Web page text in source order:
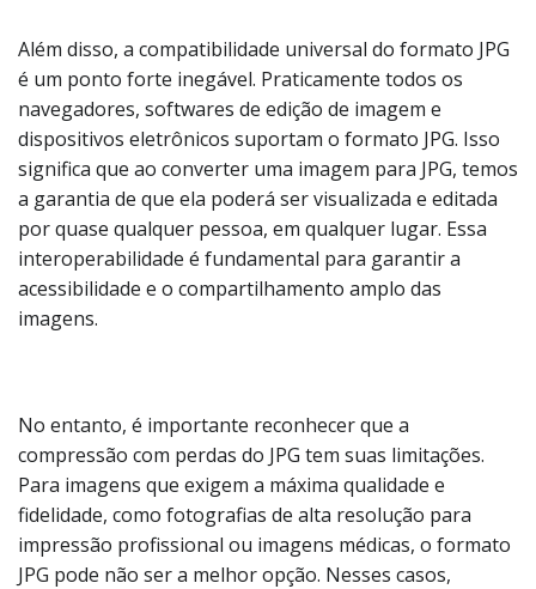
Além disso, a compatibilidade universal do formato JPG
é um ponto forte inegável. Praticamente todos os
navegadores, softwares de edição de imagem e
dispositivos eletrônicos suportam o formato JPG. Isso
significa que ao converter uma imagem para JPG, temos
a garantia de que ela poderá ser visualizada e editada
por quase qualquer pessoa, em qualquer lugar. Essa
interoperabilidade é fundamental para garantir a
acessibilidade e o compartilhamento amplo das
imagens.
No entanto, é importante reconhecer que a
compressão com perdas do JPG tem suas limitações.
Para imagens que exigem a máxima qualidade e
fidelidade, como fotografias de alta resolução para
impressão profissional ou imagens médicas, o formato
JPG pode não ser a melhor opção. Nesses casos,